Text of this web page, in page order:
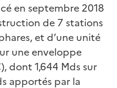
en septembre 2018
de 7 stations
et d’une unité
une enveloppe
dont 1,644 Mds sur
apportés par la